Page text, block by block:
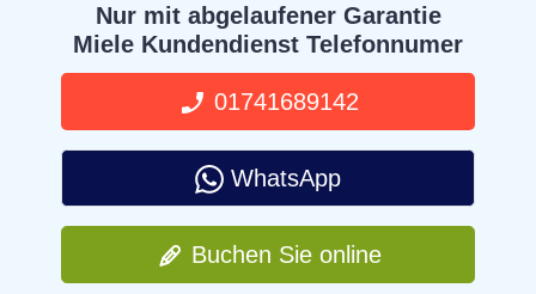
Nur mit abgelaufener Garantie
Miele Kundendienst Telefonnumer
01741689142
WhatsApp
Buchen Sie online